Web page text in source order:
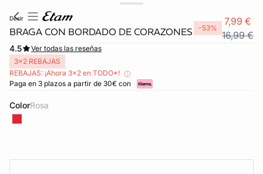
desir
BRAGA CON BORDADO DE CORAZONES -53%
7,99 €
16,99 €
4.5
Ver todas las reseñas
3x2 REBAJAS
REBAJAS: ¡Ahora 3x2 en TODO*!
Paga en 3 plazos a partir de 30€ con
Color rosa